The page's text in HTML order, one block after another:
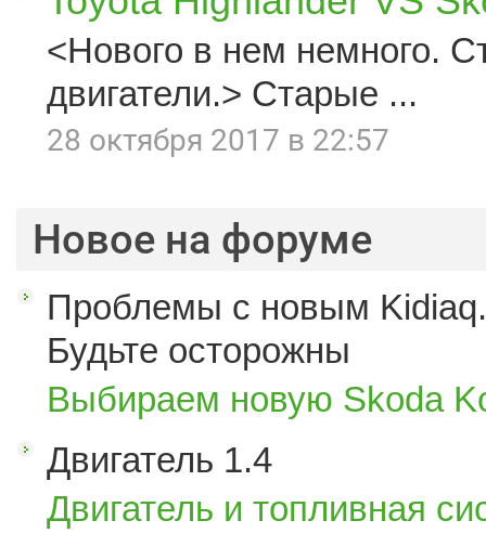
<Нового в нем немного.
двигатели.> Старые ...
28 октября 2017 в 22:57
Новое на форуме
Проблемы с новым
Будьте осторожны
Выбираем новую Skoda
Двигатель 1.4
Двигатель и топливная